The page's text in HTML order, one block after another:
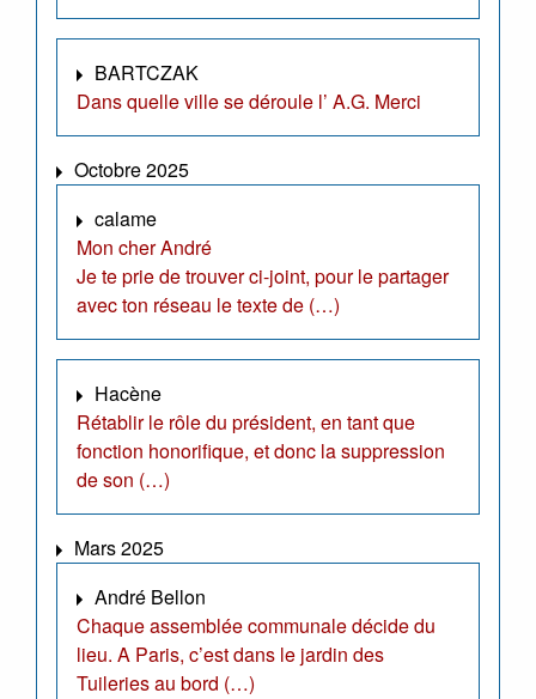
BARTCZAK
Dans quelle ville se déroule l’ A.G. Merci
Octobre 2025
calame
Mon cher André
Je te prie de trouver ci-joint, pour le partager
avec ton réseau le texte de (…)
Hacène
Rétablir le rôle du président, en tant que
fonction honorifique, et donc la suppression
de son (…)
Mars 2025
André Bellon
Chaque assemblée communale décide du
lieu. A Paris, c’est dans le jardin des
Tuileries au bord (…)